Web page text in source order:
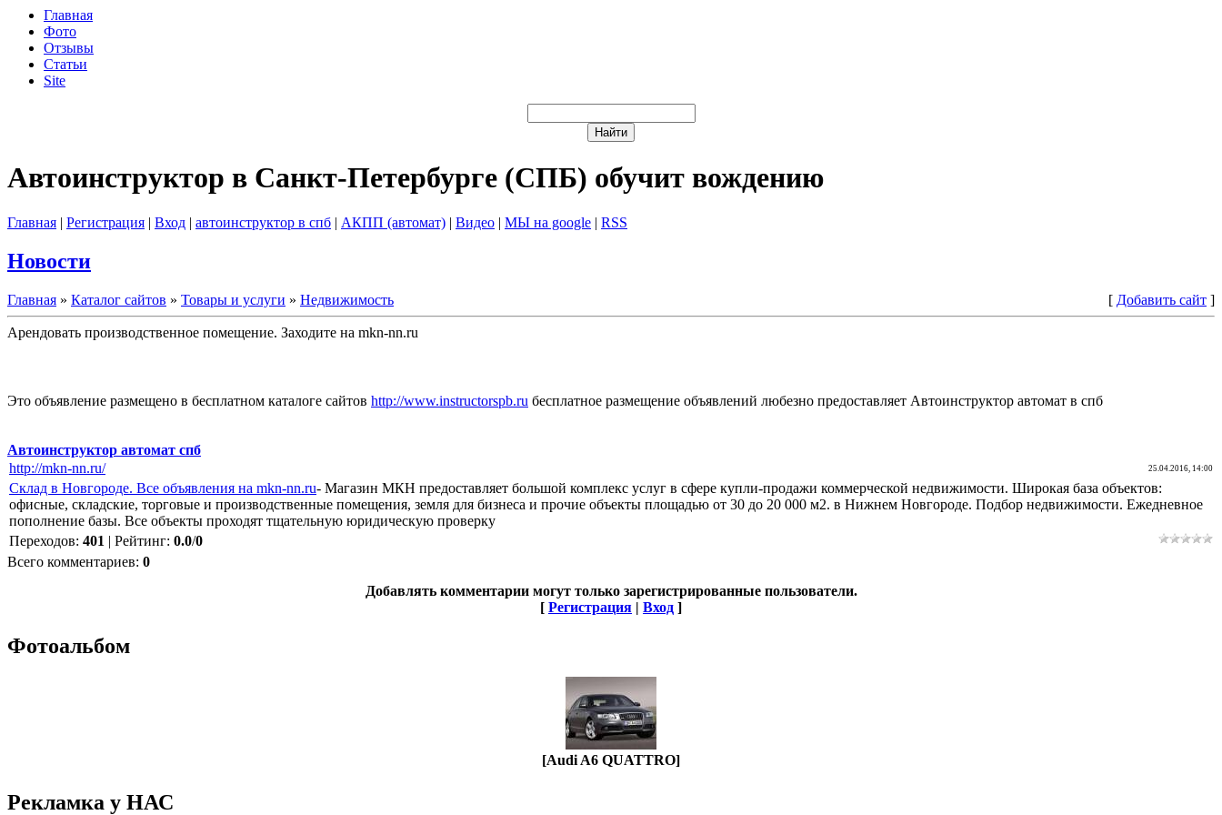
Главная
Фото
Отзывы
Статьи
Site
Автоинструктор в Санкт-Петербурге (СПБ) обучит вождению
Главная | Регистрация | Вход | автоинструктор в спб | АКПП (автомат) | Видео | МЫ на google | RSS
Новости
Главная » Каталог сайтов » Товары и услуги » Недвижимость [ Добавить сайт ]
Арендовать производственное помещение. Заходите на mkn-nn.ru
Это объявление размещено в бесплатном каталоге сайтов http://www.instructorspb.ru бесплатное размещение объявлений любезно предоставляет Автоинструктор автомат в спб
Автоинструктор автомат спб
http://mkn-nn.ru/
25.04.2016, 14:00
Склад в Новгороде. Все объявления на mkn-nn.ru- Магазин МКН предоставляет большой комплекс услуг в сфере купли-продажи коммерческой недвижимости. Широкая база объектов:
офисные, складские, торговые и производственные помещения, земля для бизнеса и прочие объекты площадью от 30 до 20 000 м2. в Нижнем Новгороде. Подбор недвижимости. Ежедневное
пополнение базы. Все объекты проходят тщательную юридическую проверку
Переходов: 401 | Рейтинг: 0.0/0
Всего комментариев: 0
Добавлять комментарии могут только зарегистрированные пользователи.
[ Регистрация | Вход ]
Фотоальбом
[Audi A6 QUATTRO]
Рекламка у НАС